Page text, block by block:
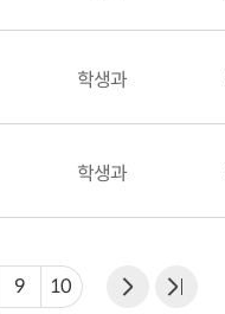
학생과
학생과
9 10